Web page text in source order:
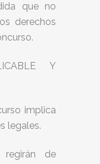
que no
derechos
Y
implica
legales.
de